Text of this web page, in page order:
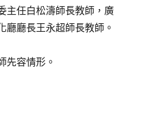
主任白松濤師長教師，廣
廳廳長王永超師長教師。
先容情形。